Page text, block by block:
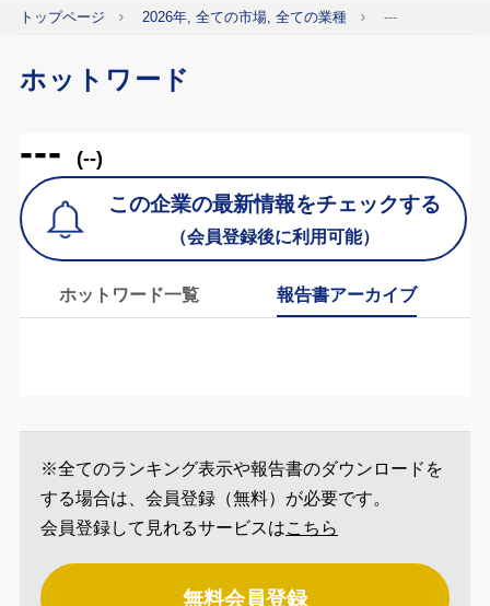
トップページ 2026年, 全ての市場, 全ての業種 ---
ホットワード
--- (--)
この企業の最新情報をチェックする
（会員登録後に利用可能）
ホットワード一覧 報告書アーカイブ
※全てのランキング表示や報告書のダウンロードを
する場合は、会員登録（無料）が必要です。
会員登録して見れるサービスはこちら
無料会員登録